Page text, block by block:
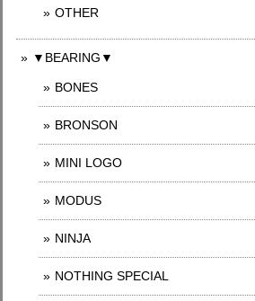
OTHER
▼BEARING▼
BONES
BRONSON
MINI LOGO
MODUS
NINJA
NOTHING SPECIAL